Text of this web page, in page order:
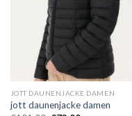
JOTT DAUNENJACKE DAMEN
jott daunenjacke damen